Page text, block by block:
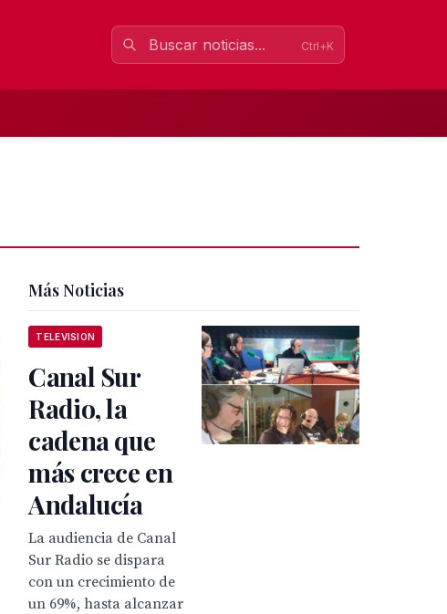
Ctrl+K
Más Noticias
TELEVISION
Canal Sur
Radio, la
cadena que
más crece en
Andalucía
La audiencia de Canal
Sur Radio se dispara
con un crecimiento de
un 69%, hasta alcanzar